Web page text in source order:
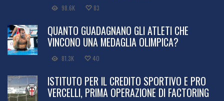
98.6K 83
QUANTO GUADAGNANO GLI ATLETI CHE
VINCONO UNA MEDAGLIA OLIMPICA?
81.3K 40
ISTITUTO PER IL CREDITO SPORTIVO E PRO
VERCELLI, PRIMA OPERAZIONE DI FACTORING